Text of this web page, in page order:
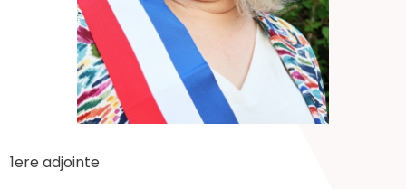
1ere adjointe